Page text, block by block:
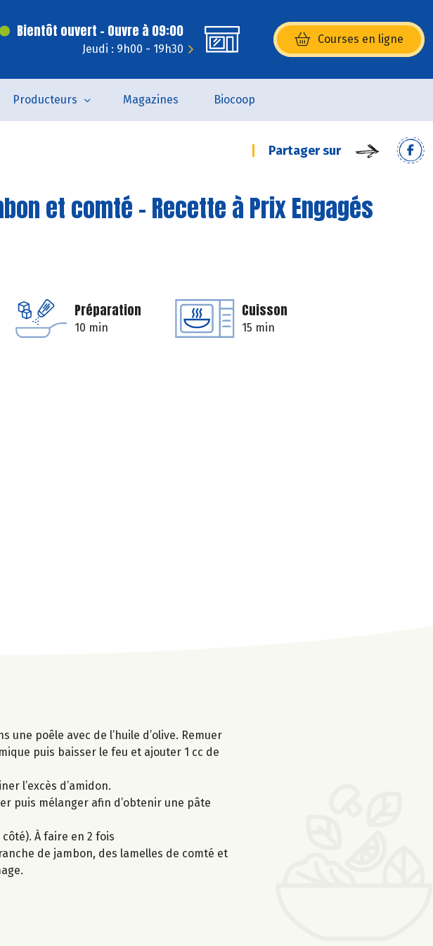
Bientôt ouvert - Ouvre à 09:00
Jeudi : 9h00 - 19h30
Courses en ligne
(s’ouvre dans une nouvelle
Producteurs Magazines Biocoop
Partager sur
et comté - Recette à Prix Engagés
Préparation
10 min
Cuisson
15 min
poêle avec de l’huile d’olive. Remuer
puis baisser le feu et ajouter 1 cc de
l’excès d’amidon.
puis mélanger afin d’obtenir une pâte
À faire en 2 fois
de jambon, des lamelles de comté et